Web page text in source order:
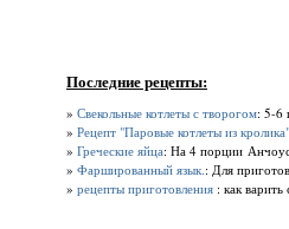
Последние рецепты:
» Свекольные котлеты с творогом: 5-6
» Рецепт "Паровые котлеты из кролика"
» Греческие яйца: На 4 порции
» Фаршированный язык. : Для
» рецепты приготовления : как варить